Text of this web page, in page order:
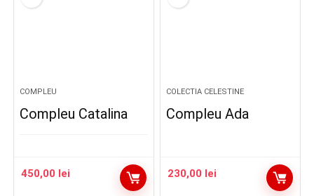
COMPLEU
Compleu Catalina
450,00 lei
COLECTIA CELESTINE
Compleu Ada
230,00 lei